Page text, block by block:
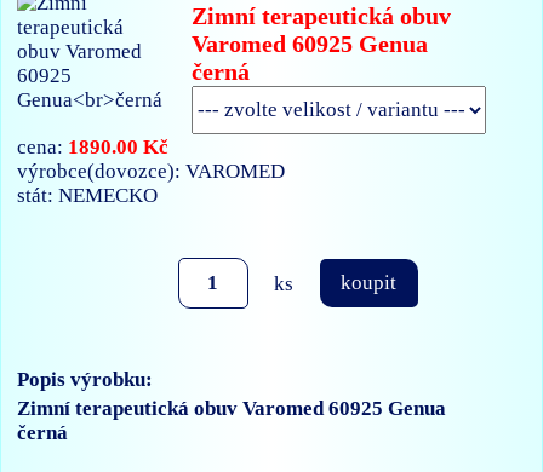
Zimní terapeutická obuv
Varomed 60925 Genua
černá
cena: 1890.00 Kč
výrobce(dovozce): VAROMED
stát: NEMECKO
ks koupit
Popis výrobku:
Zimní terapeutická obuv Varomed 60925 Genua
černá